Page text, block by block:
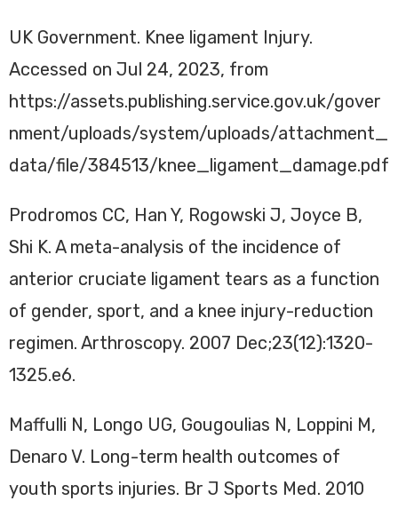
UK Government. Knee ligament Injury.
Accessed on Jul 24, 2023, from
https://assets.publishing.service.gov.uk/gover
nment/uploads/system/uploads/attachment_
data/file/384513/knee_ligament_damage.pdf
Prodromos CC, Han Y, Rogowski J, Joyce B,
Shi K. A meta-analysis of the incidence of
anterior cruciate ligament tears as a function
of gender, sport, and a knee injury-reduction
regimen. Arthroscopy. 2007 Dec;23(12):1320-
1325.e6.
Maffulli N, Longo UG, Gougoulias N, Loppini M,
Denaro V. Long-term health outcomes of
youth sports injuries. Br J Sports Med. 2010